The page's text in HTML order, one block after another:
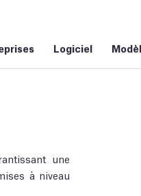
Logiciel
une
à niveau